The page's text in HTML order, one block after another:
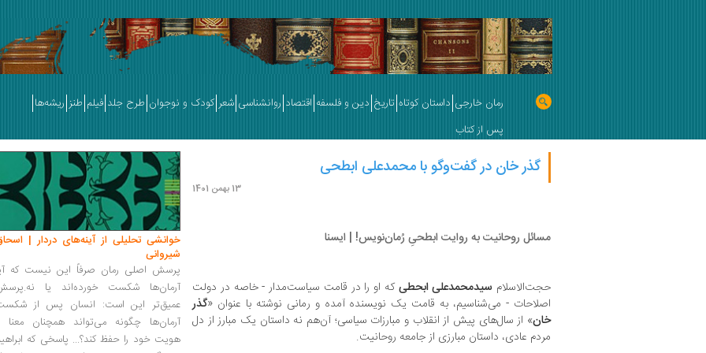
رمان خارجی داستان کوتاه تاریخ دین و فلسفه اقتصاد روانشناسی شعر کودک و نوجوان طرح جلد فیلم طنز ریشه‌ها
پس از کتاب
گذر خان در گفت‌وگو با محمدعلی ابطحی
13 بهمن 1401
مسائل روحانیت به روایت ابطحیِ رُمان‌نویس! | ایسنا
حجت‌الاسلام سیدمحمدعلی ابحطی که او را در قامت سیاست‌مدار - خاصه در دولت
اصلاحات - می‌شناسیم، به قامت یک نویسنده آمده و رمانی نوشته با عنوان «گذر
خان» از سال‌های پیش از انقلاب و مبارزات سیاسی؛ آن‌هم نه داستان یک مبارز از دل
مردم عادی، داستان مبارزی از جامعه روحانیت.
خوانشی تحلیلی از آینه‌های دردار |
شیروانی
پرسش اصلی رمان صرفاً این نیست که
آرمان‌ها شکست خورده‌اند یا
عمیق‌تر این است: انسان پس از
آرمان‌ها چگونه می‌تواند همچنان معنا
هویت خود را حفظ کند؟... پاسخی که